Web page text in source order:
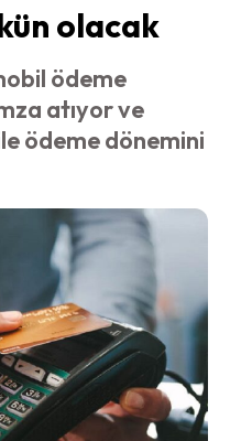
olacak
ödeme
atıyor ve
ödeme dönemini